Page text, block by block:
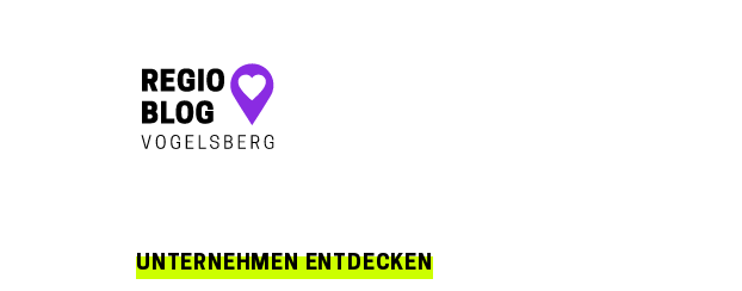
Hauptnavigation
UNTERNEHMEN ENTDECKEN